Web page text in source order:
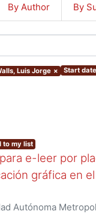
By Author By
Luis Jorge × Start
to my list
e-leer por
gráfica en
Autónoma